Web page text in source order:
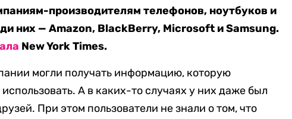
производителям телефонов, ноутбуков и
них — Amazon, BlackBerry, Microsoft и Samsung.
New York Times.
могли получать информацию, которую
использовать. А в каких-то случаях у них даже был
При этом пользователи не знали о том, что